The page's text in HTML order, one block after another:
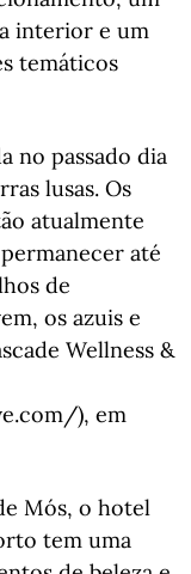
interior e um
temáticos
no passado dia
lusas. Os
atualmente
até
de
os azuis e
Wellness &
), em
Mós, o hotel
tem uma